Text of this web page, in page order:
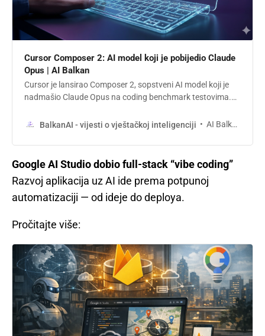
Cursor Composer 2: AI model koji je pobijedio Claude
Opus | AI Balkan
Cursor je lansirao Composer 2, sopstveni AI model koji je
nadmašio Claude Opus na coding benchmark testovima.
postavlja nove standarde u “vibe coding” eri. Saznajte šta
BalkanAI - vijesti o vještačkoj inteligenciji AI Balkan
Google AI Studio dobio full-stack “vibe coding”
Razvoj aplikacija uz AI ide prema potpunoj
automatizaciji — od ideje do deploya.
Pročitajte više: